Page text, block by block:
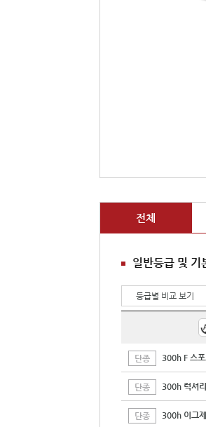
전체
일반등급 및 기
등급별 비교 보기
단종 300h F 스포
단종 300h 럭셔
단종 300h 이그